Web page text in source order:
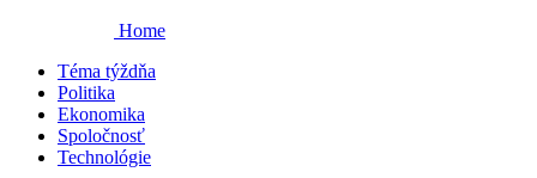
Home
Téma týždňa
Politika
Ekonomika
Spoločnosť
Technológie